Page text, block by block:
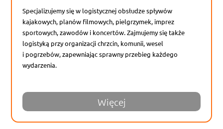
Specjalizujemy się w logistycznej obsłudze spływów
kajakowych, planów filmowych, pielgrzymek, imprez
sportowych, zawodów i koncertów. Zajmujemy się także
logistyką przy organizacji chrzcin, komunii, wesel
i pogrzebów, zapewniając sprawny przebieg każdego
wydarzenia.
Więcej